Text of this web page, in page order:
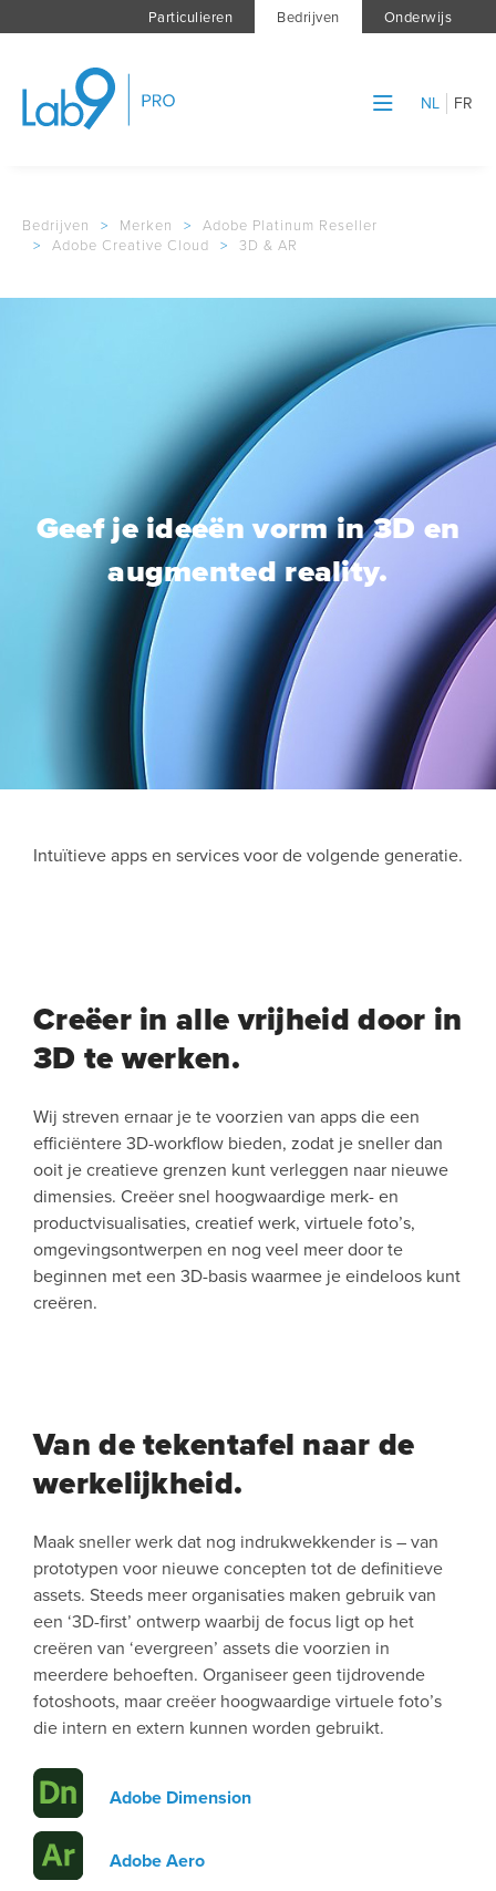
Particulieren Bedrijven Onderwijs
NL FR
Bedrijven > Merken > Adobe Platinum Reseller
> Adobe Creative Cloud > 3D & AR
Geef je ideeën vorm in 3D en
augmented reality.
Intuïtieve apps en services voor de volgende generatie.
Creëer in alle vrijheid door in
3D te werken.
Wij streven ernaar je te voorzien van apps die een
efficiëntere 3D-workflow bieden, zodat je sneller dan
ooit je creatieve grenzen kunt verleggen naar nieuwe
dimensies. Creëer snel hoogwaardige merk- en
productvisualisaties, creatief werk, virtuele foto’s,
omgevingsontwerpen en nog veel meer door te
beginnen met een 3D-basis waarmee je eindeloos kunt
creëren.
Van de tekentafel naar de
werkelijkheid.
Maak sneller werk dat nog indrukwekkender is – van
prototypen voor nieuwe concepten tot de definitieve
assets. Steeds meer organisaties maken gebruik van
een ‘3D-first’ ontwerp waarbij de focus ligt op het
creëren van ‘evergreen’ assets die voorzien in
meerdere behoeften. Organiseer geen tijdrovende
fotoshoots, maar creëer hoogwaardige virtuele foto’s
die intern en extern kunnen worden gebruikt.
Adobe Dimension
Adobe Aero